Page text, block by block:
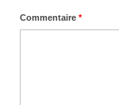
Commentaire *